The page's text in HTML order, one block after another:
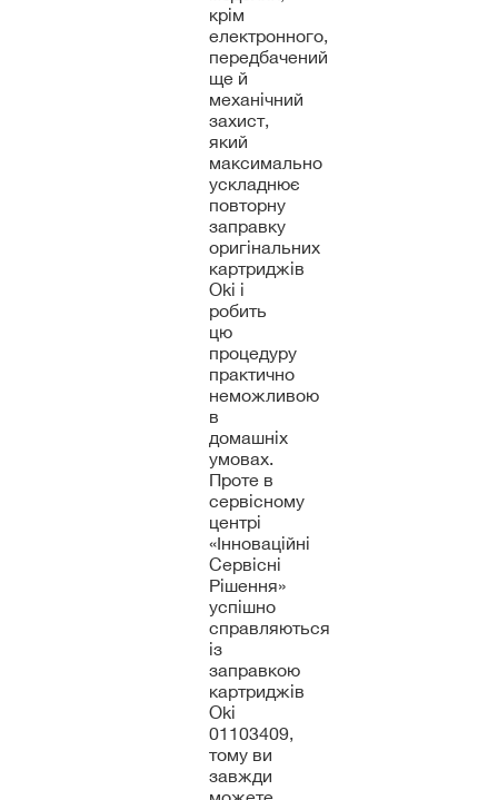
крім
електронного,
передбачений
ще й
механічний
захист,
який
максимально
ускладнює
повторну
заправку
оригінальних
картриджів
Oki і
робить
цю
процедуру
практично
неможливою
в
домашніх
умовах.
Проте в
сервісному
центрі
«Інноваційні
Сервісні
Рішення»
успішно
справляються
із
заправкою
картриджів
Oki
01103409,
тому ви
завжди